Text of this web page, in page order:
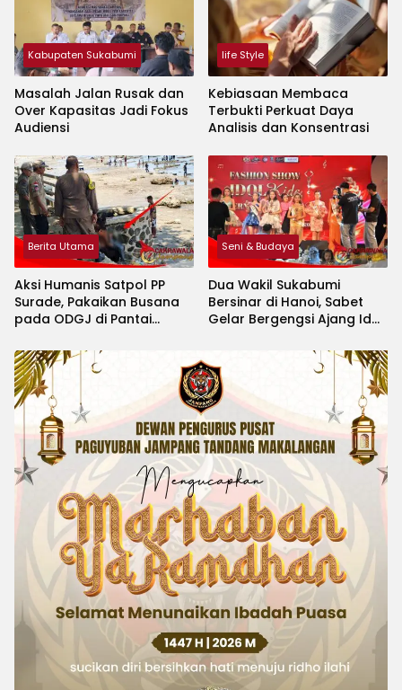
Kabupaten Sukabumi
Masalah Jalan Rusak dan
Over Kapasitas Jadi Fokus
Audiensi
life Style
Kebiasaan Membaca
Terbukti Perkuat Daya
Analisis dan Konsentrasi
Berita Utama
Aksi Humanis Satpol PP
Surade, Pakaikan Busana
pada ODGJ di Pantai
Seni & Budaya
Dua Wakil Sukabumi
Bersinar di Hanoi, Sabet
Gelar Bergengsi Ajang Idol